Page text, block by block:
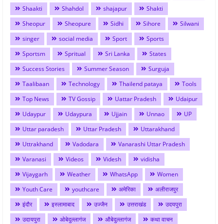
Shaakti
Shahdol shajapur
Shakti
Sheopur
Sheopure Sidhi Sihore
Silwani
singer
social media Sport
Sports
Sportsm
Spritual Sri Lanka
States
Success Stories
Summer Season
Surguja
Taalibaan
Technology Thailend pataya
Tools
Top News
TV Gossip Uattar Pradesh
Udaipur
Udaypur
Udaypura Ujjain Unnao
UP
Uttar paradesh
Uttar Pradesh
Uttarakhand
Uttrakhand
Vadodara
Vanarashi Uttar Pradesh
Varanasi
Videos Videsh
vidisha
Vijaygarh
Weather WhatsApp
Women
Youth Care
youthcare अमेरिका
अलीराजपुर
इंदौर
इस्लामाबाद उज्जैन उत्तराखंड
उदयपुरा
उदायपुरा
ओबेदुल्लागंज औबेदुल्लागंज
कथा वाचन